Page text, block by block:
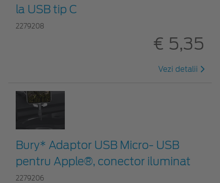
la USB tip C
2279208
€ 5,35
Vezi detalii
Bury* Adaptor USB Micro- USB
pentru Apple®, conector iluminat
2279206